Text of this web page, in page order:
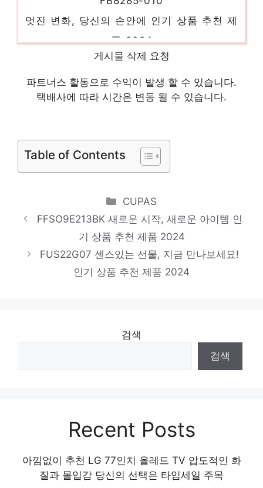
FB7959-010
제품 2024
품 2024
FB2728-010
F5A1000-A
당신만을 위한 특별한 세트 인기 상품 추천
제품 2024
게시물 삭제 요청
파트너스 활동으로 수익이 발생 할 수 있습니다.
택배사에 따라 시간은 변동 될 수 있습니다.
Table of Contents
Categories
CUPAS
FFSO9E213BK 새로운 시작, 새로운 아이템 인
기 상품 추천 제품 2024
FUS22G07 센스있는 선물, 지금 만나보세요!
인기 상품 추천 제품 2024
검색
검색
Recent Posts
아낌없이 추천 LG 77인치 올레드 TV 압도적인 화
질과 몰입감 당신의 선택은 타임세일 주목